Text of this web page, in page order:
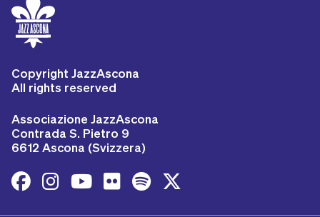
Copyright JazzAscona
All rights reserved
Associazione JazzAscona
Contrada S. Pietro 9
6612 Ascona (Svizzera)